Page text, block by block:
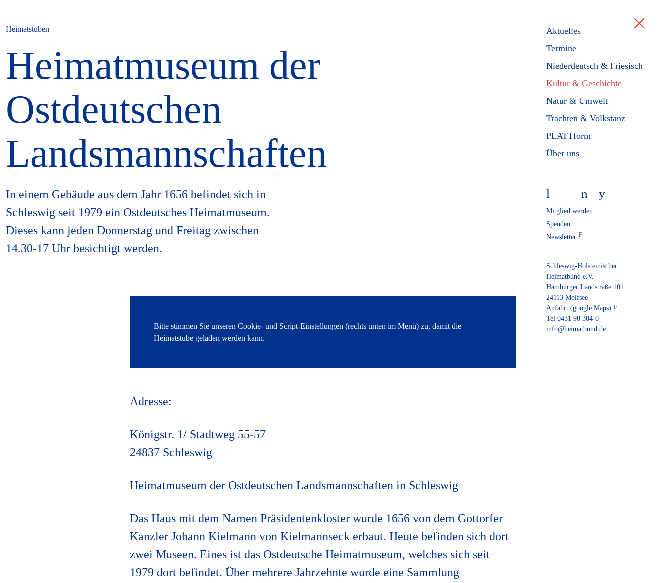
Aktuelles
Termine
Niederdeutsch & Friesisch
Kultur & Geschichte
Natur & Umwelt
Trachten & Volkstanz
PLATTform
Über uns
l n y
Mitglied werden
Spenden
Newsletter
Schleswig-Holsteinischer
Heimatbund e.V.
Hamburger Landstraße 101
24113 Molfsee
Anfahrt (google Maps)
Tel 0431 98 384-0
info@heimatbund.de
Heimatstuben
Heimatmuseum der
Ostdeutschen
Landsmannschaften
In einem Gebäude aus dem Jahr 1656 befindet sich in
Schleswig seit 1979 ein Ostdeutsches Heimatmuseum.
Dieses kann jeden Donnerstag und Freitag zwischen
14.30-17 Uhr besichtigt werden.
Adresse:
Königstr. 1/ Stadtweg 55-57
24837 Schleswig
Heimatmuseum der Ostdeutschen Landsmannschaften in Schleswig
Das Haus mit dem Namen Präsidentenkloster wurde 1656 von dem Gottorfer
Kanzler Johann Kielmann von Kielmannseck erbaut. Heute befinden sich dort
zwei Museen. Eines ist das Ostdeutsche Heimatmuseum, welches sich seit
1979 dort befindet. Über mehrere Jahrzehnte wurde eine Sammlung